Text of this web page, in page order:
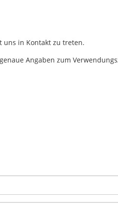
uns in Kontakt zu treten.
Angaben zum